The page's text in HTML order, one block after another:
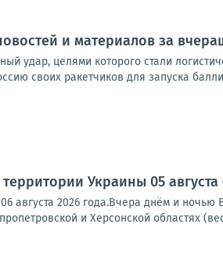
и материалов за
удар, целями которого стали
своих ракетчиков для запуска
Украины 05 августа
августа 2026 года.Вчера днём и
и Херсонской областях